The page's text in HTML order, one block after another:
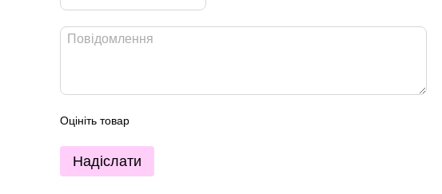
Оцініть товар
Надіслати